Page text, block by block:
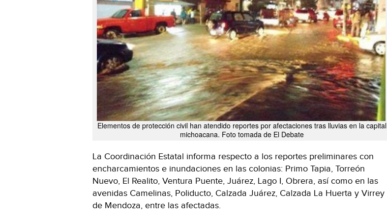
Elementos de protección civil han atendido reportes por afectaciones tras lluvias en la capital
michoacana. Foto tomada de El Debate
La Coordinación Estatal informa respecto a los reportes preliminares con
encharcamientos e inundaciones en las colonias: Primo Tapia, Torreón
Nuevo, El Realito, Ventura Puente, Juárez, Lago I, Obrera, así como en las
avenidas Camelinas, Poliducto, Calzada Juárez, Calzada La Huerta y Virrey
de Mendoza, entre las afectadas.